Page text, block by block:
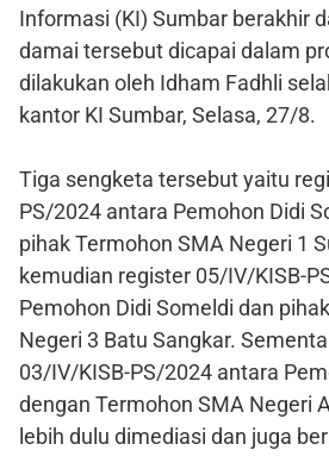
Informasi (KI) Sumbar berakhir
damai tersebut dicapai dalam
dilakukan oleh Idham Fadhli
kantor KI Sumbar, Selasa, 27/8.
Tiga sengketa tersebut yaitu
PS/2024 antara Pemohon Didi
pihak Termohon SMA Negeri 1
kemudian register 05/IV/KISB-
Pemohon Didi Someldi dan
Negeri 3 Batu Sangkar.
03/IV/KISB-PS/2024 antara
dengan Termohon SMA Negeri
lebih dulu dimediasi dan juga